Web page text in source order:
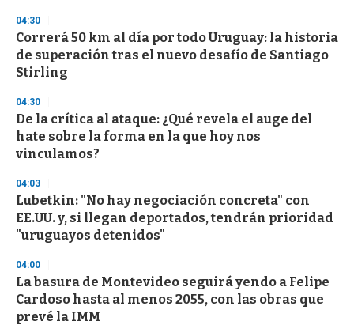
d
s
04:30
Correrá 50 km al día por todo Uruguay: la historia
de superación tras el nuevo desafío de Santiago
Stirling
04:30
De la crítica al ataque: ¿Qué revela el auge del
hate sobre la forma en la que hoy nos
vinculamos?
04:03
Lubetkin: "No hay negociación concreta" con
EE.UU. y, si llegan deportados, tendrán prioridad
"uruguayos detenidos"
04:00
La basura de Montevideo seguirá yendo a Felipe
Cardoso hasta al menos 2055, con las obras que
prevé la IMM